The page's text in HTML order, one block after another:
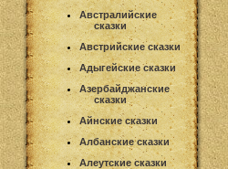
Австралийские
сказки
Австрийские сказки
Адыгейские сказки
Азербайджанские
сказки
Айнские сказки
Албанские сказки
Алеутские сказки